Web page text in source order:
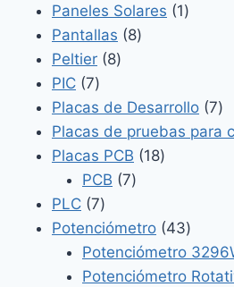
productos
Paneles Solares 11
Pantallas 88
Peltier 88
PIC 77
productos
Placas de Desarrollo 77
Placas de pruebas para
Placas PCB 1818
PCB 77
PLC 77
productos
Potenciómetro 4343
Potenciómetro
Potenciómetro